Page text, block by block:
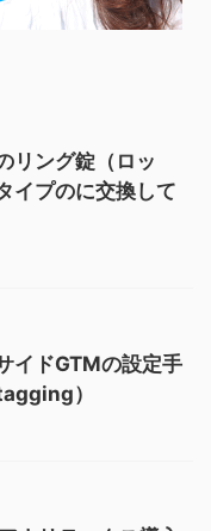
リング錠（ロッ
イプのに交換して
イドGTMの設定手
）